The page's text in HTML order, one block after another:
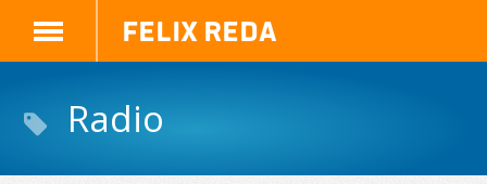
Felix Reda
Radio